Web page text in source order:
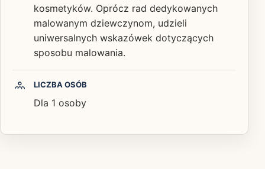
kosmetyków. Oprócz rad dedykowanych
malowanym dziewczynom, udzieli
uniwersalnych wskazówek dotyczących
sposobu malowania.
LICZBA OSÓB
Dla 1 osoby